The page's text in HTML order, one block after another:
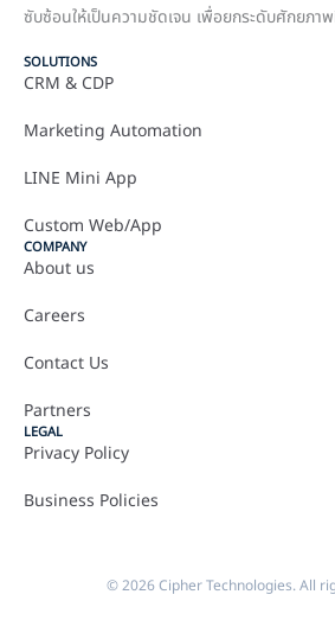
ซับซ้อนให้เป็นความชัดเจน เพื่อยกระดับศักยภ
SOLUTIONS
CRM & CDP
Marketing Automation
LINE Mini App
Custom Web/App
COMPANY
About us
Careers
Contact Us
Partners
LEGAL
Privacy Policy
Business Policies
© 2026 Cipher Technologies. All